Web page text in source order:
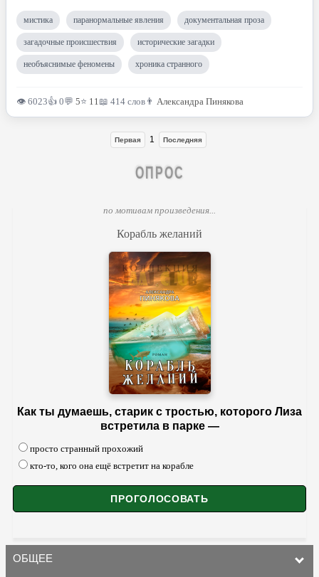
мистика паранормальные явления документальная проза
загадочные происшествия исторические загадки
необъяснимые феномены хроника странного
👁 6023👍 0💬 5⭐ 11📖 414 слов 👨 Александра Пинякова
Первая 1 Последняя
ОПРОС
по мотивам произведения...
Корабль желаний
Как ты думаешь, старик с тростью, которого Лиза
встретила в парке —
просто странный прохожий
кто-то, кого она ещё встретит на корабле
ОБЩЕЕ